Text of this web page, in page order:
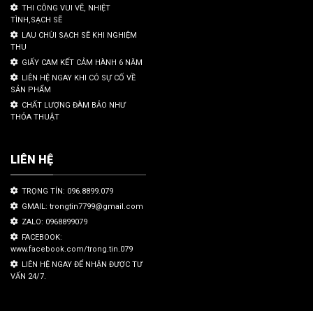
THI CÔNG VUI VẼ, NHIỆT
TÌNH,SẠCH SẼ
LAU CHÙI SẠCH SẼ KHI NGHIỆM
THU
GIẤY CAM KẾT CẢM HÀNH 6 NĂM
LIÊN HỆ NGAY KHI CÓ SỰ CỐ VỀ
SẢN PHẨM
CHẤT LƯỢNG ĐÀM BẢO NHƯ
THỎA THUẬT
LIÊN HỆ
TRỌNG TÍN: 096.8899.079
GMAIL: trongtin7799@gmail.com
ZALO: 0968899079
FACEBOOK:
www.facebook.com/trong.tin.079
LIÊN HỆ NGAY ĐỂ NHẬN ĐƯỢC TƯ
VẤN 24/7.